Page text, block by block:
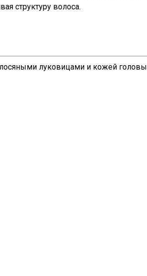
структуру волоса.
луковицами и кожей головы